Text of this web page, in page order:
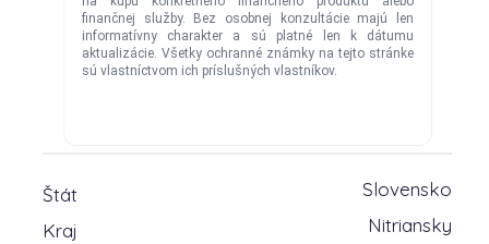
Štát
Slovensko
Kraj
Nitriansky